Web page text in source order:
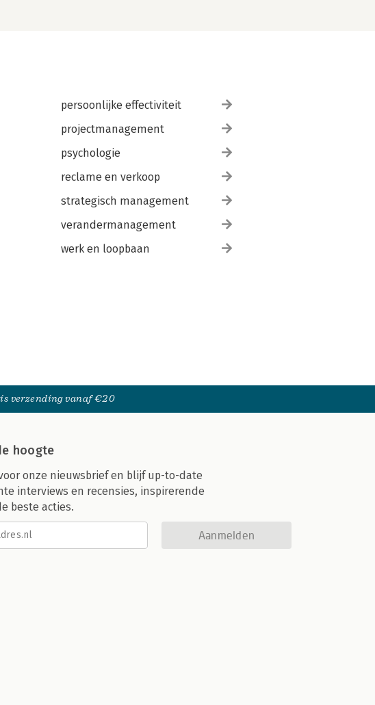
persoonlijke effectiviteit
projectmanagement
psychologie
reclame en verkoop
strategisch management
verandermanagement
werk en loopbaan
verzending vanaf €20
hoogte
onze nieuwsbrief en blijf up-to-date
interviews en recensies, inspirerende
beste acties.
Aanmelden